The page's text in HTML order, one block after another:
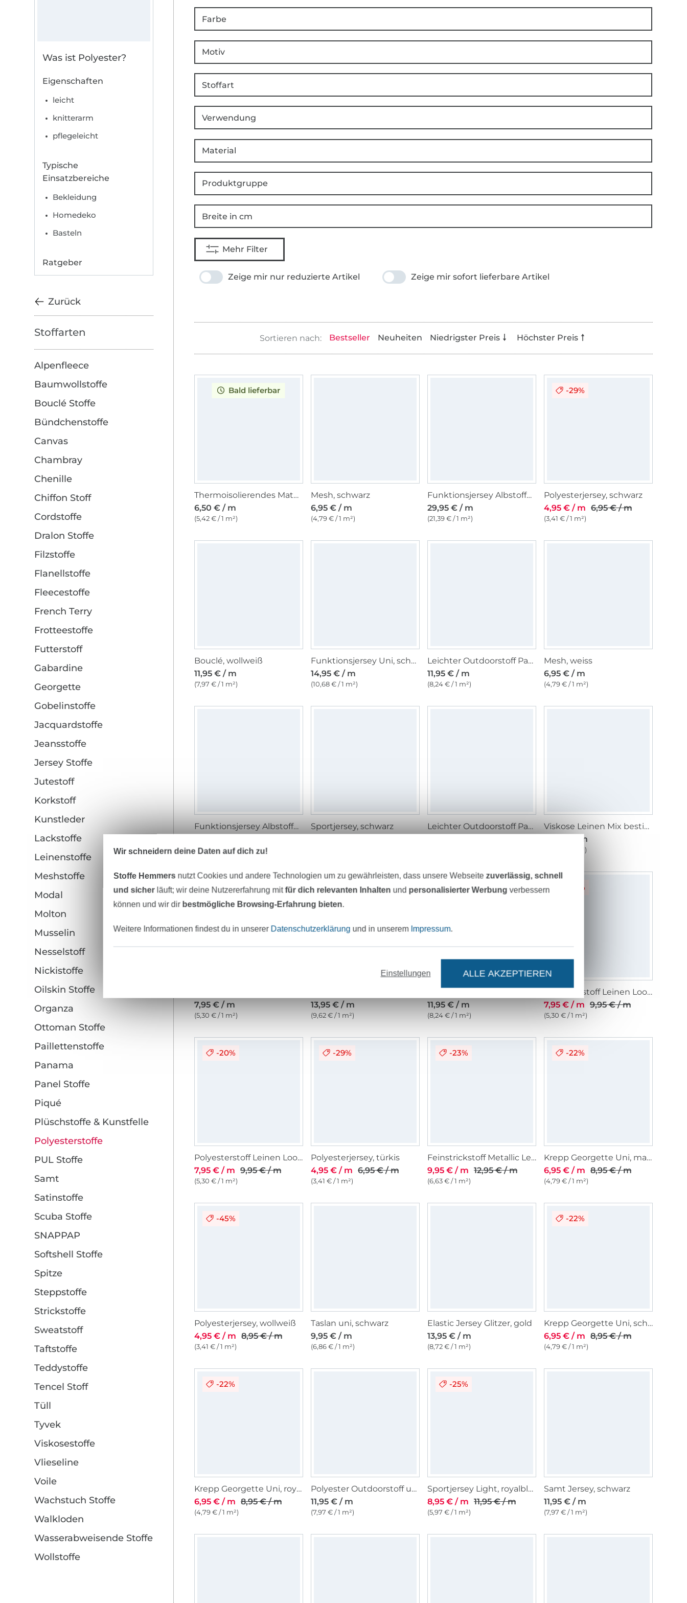
Was ist Polyester?
Eigenschaften
leicht
knitterarm
pflegeleicht
Typische
Einsatzbereiche
Bekleidung
Homedeko
Basteln
Ratgeber
Zurück
Stoffarten
Alpenfleece
Baumwollstoffe
Bouclé Stoffe
Bündchenstoffe
Canvas
Chambray
Chenille
Chiffon Stoff
Cordstoffe
Dralon Stoffe
Filzstoffe
Flanellstoffe
Fleecestoffe
French Terry
Frotteestoffe
Futterstoff
Gabardine
Georgette
Gobelinstoffe
Jacquardstoffe
Jeansstoffe
Jersey Stoffe
Jutestoff
Korkstoff
Kunstleder
Lackstoffe
Leinenstoffe
Meshstoffe
Modal
Molton
Musselin
Nesselstoff
Nickistoffe
Oilskin Stoffe
Organza
Ottoman Stoffe
Paillettenstoffe
Panama
Panel Stoffe
Piqué
Plüschstoffe & Kunstfelle
Polyesterstoffe
PUL Stoffe
Samt
Satinstoffe
Scuba Stoffe
SNAPPAP
Softshell Stoffe
Spitze
Steppstoffe
Strickstoffe
Sweatstoff
Taftstoffe
Teddystoffe
Tencel Stoff
Tüll
Tyvek
Viskosestoffe
Vlieseline
Voile
Wachstuch Stoffe
Walkloden
Wasserabweisende Stoffe
Wollstoffe
Farbe
Motiv
Stoffart
Verwendung
Material
Produktgruppe
Breite in cm
Mehr Filter
Zeige mir nur reduzierte Artikel Zeige mir sofort lieferbare Artikel
Bestseller Neuheiten Niedrigster Preis Höchster Preis
Bald lieferbar
Thermoisolierendes Material, silber
6,50 € / m
(5,42 € / 1 m²)
Mesh, schwarz
6,95 € / m
(4,79 € / 1 m²)
Funktionsjersey Albstoffe Hamburger Liebe Active Wear Rainbow Circles, schwarz
29,95 € / m
(21,39 € / 1 m²)
-29%
Polyesterjersey, schwarz
4,95 € / m 6,95 € / m
(3,41 € / 1 m²)
Bouclé, wollweiß
11,95 € / m
(7,97 € / 1 m²)
Funktionsjersey Uni, schwarz
14,95 € / m
(10,68 € / 1 m²)
Leichter Outdoorstoff Panama Uni, altpetrol
11,95 € / m
(8,24 € / 1 m²)
Mesh, weiss
6,95 € / m
(4,79 € / 1 m²)
Funktionsjersey Albstoffe Hamburger Liebe Botanical Herbs, schwarz
(21,39 € / 1 m²)
Sportjersey, schwarz
Leichter Outdoorstoff Panama Uni, beige
Viskose Leinen Mix bestickt Blümchen, natur
12,95 € / m
(9,25 € / 1 m²)
Ausverkauft
7,95 € / m
(5,30 € / 1 m²)
13,95 € / m
(9,62 € / 1 m²)
11,95 € / m
(8,24 € / 1 m²)
-20%
Polyesterstoff Leinen Look Stripes Melange, beige
7,95 € / m 9,95 € / m
(5,30 € / 1 m²)
-20%
Polyesterstoff Leinen Look Stripes Melange, grau
7,95 € / m 9,95 € / m
(5,30 € / 1 m²)
-29%
Polyesterjersey, türkis
4,95 € / m 6,95 € / m
(3,41 € / 1 m²)
-23%
Feinstrickstoff Metallic Leo, natur
9,95 € / m 12,95 € / m
(6,63 € / 1 m²)
-22%
Krepp Georgette Uni, marineblau
6,95 € / m 8,95 € / m
(4,79 € / 1 m²)
-45%
Polyesterjersey, wollweiß
4,95 € / m 8,95 € / m
(3,41 € / 1 m²)
Taslan uni, schwarz
9,95 € / m
(6,86 € / 1 m²)
Elastic Jersey Glitzer, gold
13,95 € / m
(8,72 € / 1 m²)
-22%
Krepp Georgette Uni, schwarz
6,95 € / m 8,95 € / m
(4,79 € / 1 m²)
-22%
Krepp Georgette Uni, royalblau
6,95 € / m 8,95 € / m
(4,79 € / 1 m²)
Polyester Outdoorstoff uni beige
11,95 € / m
(7,97 € / 1 m²)
-25%
Sportjersey Light, royalblau
8,95 € / m 11,95 € / m
(5,97 € / 1 m²)
Samt Jersey, schwarz
11,95 € / m
(7,97 € / 1 m²)
Wir schneidern deine Daten auf dich zu!
Stoffe Hemmers nutzt Cookies und andere Technologien um zu gewährleisten, dass unsere Webseitezuverlässig, schnell
und sicherläuft; wir deine Nutzererfahrung mitfür dich relevanten Inhalten und personalisierter Werbung verbessern
können und wir dir bestmögliche Browsing-Erfahrung bieten.
Weitere Informationen findest du in unserer Datenschutzerklärung und in unserem Impressum.
Einstellungen ALLE AKZEPTIEREN